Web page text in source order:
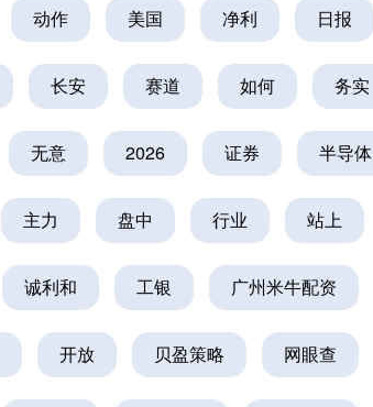
动作 美国 净利 日报
长安 赛道 如何 务实
无意 2026 证券 半导体
主力 盘中 行业 站上
诚利和 工银 广州米牛配资
开放 贝盈策略 网眼查